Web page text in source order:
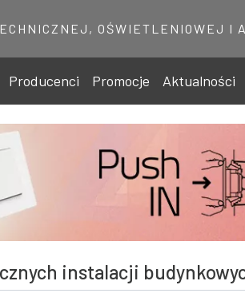
OŚWIETLENIOWEJ I
Producenci Promocje Aktualności
instalacji